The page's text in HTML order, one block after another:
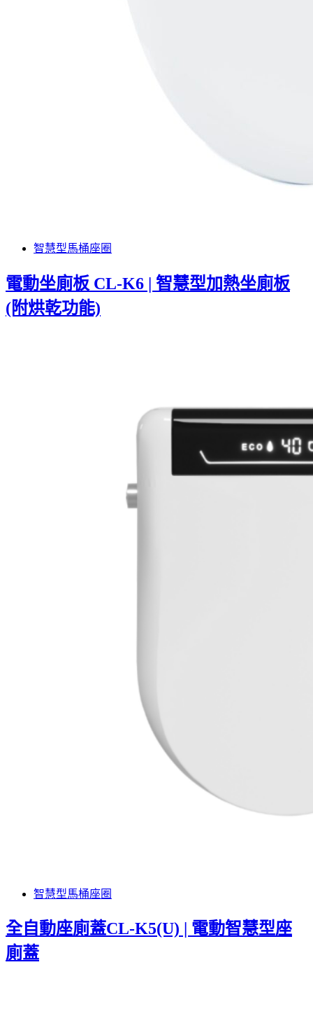
智慧型馬桶座圈
電動坐廁板 CL-K6 | 智慧型加熱坐廁板
(附烘乾功能)
智慧型馬桶座圈
全自動座廁蓋CL-K5(U) | 電動智慧型座
廁蓋